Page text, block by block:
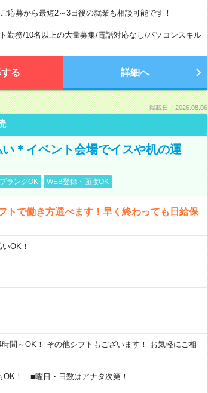
応募から最短2～3日後の就業も相談可能です！
勤務/10名以上の大量募集/電話対応なし/パソコンスキル
る 詳細へ
掲載日：2026.08.06
＊イベント会場でイスや机の運
ブランクOK WEB登録・面接OK
トで働き方選べます！早く終わっても日給保
OK！
間～OK！ その他シフトもございます！ お気軽にご相
！ ■曜日・日数はアナタ次第！